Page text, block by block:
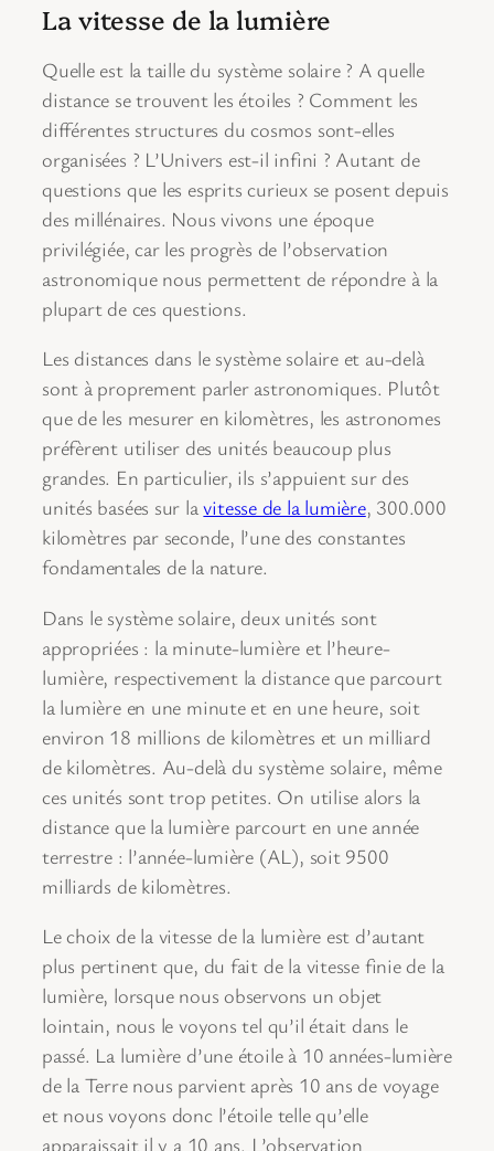
La vitesse de la lumière
Quelle est la taille du système solaire ? A quelle
distance se trouvent les étoiles ? Comment les
différentes structures du cosmos sont-elles
organisées ? L’Univers est-il infini ? Autant de
questions que les esprits curieux se posent depuis
des millénaires. Nous vivons une époque
privilégiée, car les progrès de l’observation
astronomique nous permettent de répondre à la
plupart de ces questions.
Les distances dans le système solaire et au-delà
sont à proprement parler astronomiques. Plutôt
que de les mesurer en kilomètres, les astronomes
préfèrent utiliser des unités beaucoup plus
grandes. En particulier, ils s’appuient sur des
unités basées sur lavitesse de la lumière, 300.000
kilomètres par seconde, l’une des constantes
fondamentales de la nature.
Dans le système solaire, deux unités sont
appropriées : la minute-lumière et l’heure-
lumière, respectivement la distance que parcourt
la lumière en une minute et en une heure, soit
environ 18 millions de kilomètres et un milliard
de kilomètres. Au-delà du système solaire, même
ces unités sont trop petites. On utilise alors la
distance que la lumière parcourt en une année
terrestre : l’année-lumière (AL), soit 9500
milliards de kilomètres.
Le choix de la vitesse de la lumière est d’autant
plus pertinent que, du fait de la vitesse finie de la
lumière, lorsque nous observons un objet
lointain, nous le voyons tel qu’il était dans le
passé. La lumière d’une étoile à 10 années-lumière
de la Terre nous parvient après 10 ans de voyage
et nous voyons donc l’étoile telle qu’elle
apparaissait il y a 10 ans. L’observation